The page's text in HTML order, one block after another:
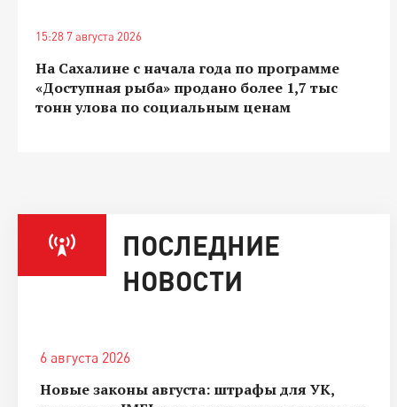
15:28 7 августа 2026
На Сахалине с начала года по программе
«Доступная рыба» продано более 1,7 тыс
тонн улова по социальным ценам
ПОСЛЕДНИЕ
НОВОСТИ
6 августа 2026
Новые законы августа: штрафы для УК,